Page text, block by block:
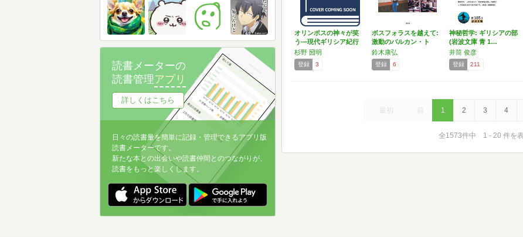
オリンポスの神々が笑
う―現代ギリシア紀行
杉野 圀明
登録 3
ボスフォラスを越えて:
激動のバルカン・ト
ル…
鈴木康弘
登録 6
神秘哲学: ギリシアの部
(岩波文庫 青 1…
井筒 俊彦
登録 211
最初 前 1 2 3 4
全1573件中 1 - 20 件を
読書メーターの
読書管理アプリ
詳しくはこちら
日々の読書量を簡単に記録・管理できるアプリ版
読書メーターです。
新たな本との出会いや読書仲間とのつながりが、
読書をもっと楽しくします。